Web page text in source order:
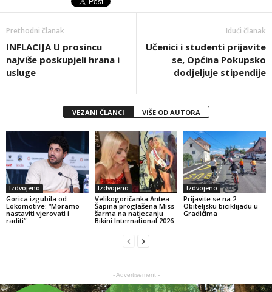
Prethodni članak
INFLACIJA U prosincu
najviše poskupjeli hrana i
usluge
Idući članak
Učenici i studenti prijavite
se, Općina Pokupsko
dodjeljuje stipendije
VEZANI ČLANCI VIŠE OD AUTORA
Izdvojeno
Gorica izgubila od
Lokomotive: “Moramo
nastaviti vjerovati i
raditi”
Izdvojeno
Velikogoričanka Antea
Šapina proglašena Miss
šarma na natjecanju
Bikini International 2026.
Izdvojeno
Prijavite se na 2.
Obiteljsku biciklijadu u
Gradićima
- Advertisement -